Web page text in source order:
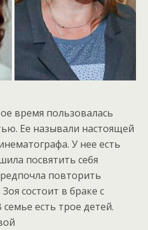
время пользовалась
Ее называли настоящей
У нее есть
посвятить себя
повторить
состоит в браке с
есть трое детей.